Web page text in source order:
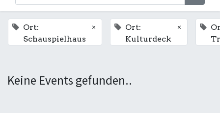
Ort:
Schauspielhaus
×
Ort:
Kulturdeck
×
Keine Events gefunden..